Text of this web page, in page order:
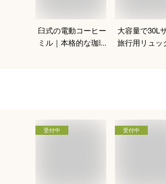
臼式の電動コーヒー
ミル｜本格的な珈琲
大容量で30L
旅行用リュッ
受付中 受付中